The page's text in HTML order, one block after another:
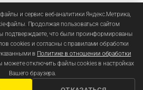
иливойдите, чтобы добавлять
комментарии
и сервис веб-аналитики Яндекс.Метрика,
файлы. Продолжая пользоваться сайтом
подтверждаете, что были проинформированы
cookies и согласны с правилами обработки
в Политике в отношении обработки
можете отключить файлы cookies в настройках
Вашего браузера.